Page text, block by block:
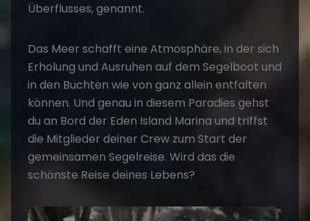
Überflusses, genannt.
Das Meer schafft eine Atmosphäre, in der sich
Erholung und Ausruhen auf dem Segelboot und
in den Buchten wie von ganz allein entfalten
können. Und genau in diesem Paradies gehst
du an Bord der Eden Island Marina und triffst
die Mitglieder deiner Crew zum Start der
gemeinsamen Segelreise. Wird das die
schönste Reise deines Lebens?